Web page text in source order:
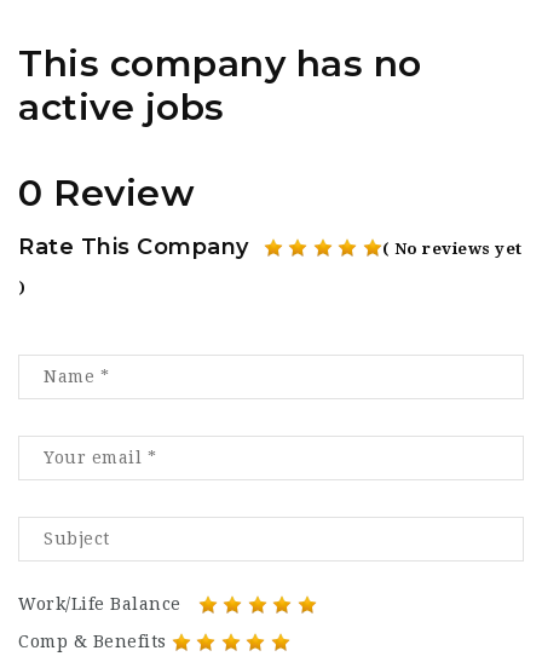
This company has no
active jobs
0 Review
Rate This Company ( No reviews yet
)
Work/Life Balance
Comp & Benefits